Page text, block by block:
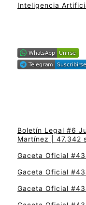
Inteligencia
Boletín Legal #6
Martínez | 47.342
Gaceta Oficial
Gaceta Oficial
Gaceta Oficial